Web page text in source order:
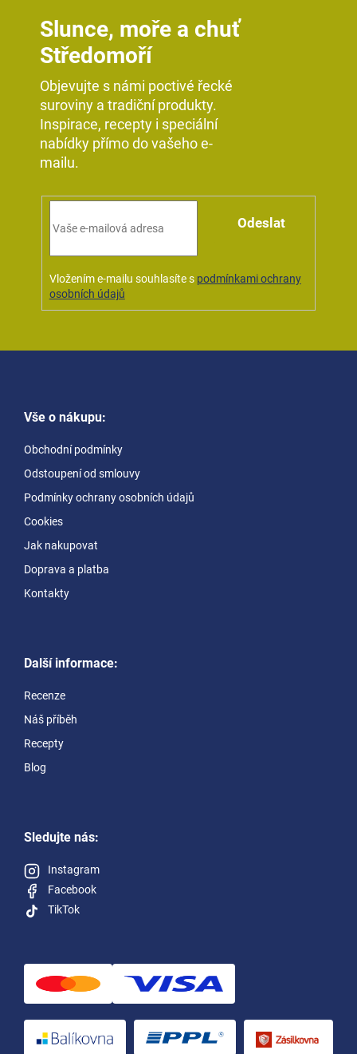
Slunce, moře a chuť
Středomoří
Objevujte s námi poctivé řecké
suroviny a tradiční produkty.
Inspirace, recepty i speciální
nabídky přímo do vašeho e-
mailu.
Vložením e-mailu souhlasíte s podmínkami ochrany
osobních údajů
Odeslat
Vše o nákupu:
Obchodní podmínky
Odstoupení od smlouvy
Podmínky ochrany osobních údajů
Cookies
Jak nakupovat
Doprava a platba
Kontakty
Další informace:
Recenze
Náš příběh
Recepty
Blog
Sledujte nás:
Instagram
Facebook
TikTok